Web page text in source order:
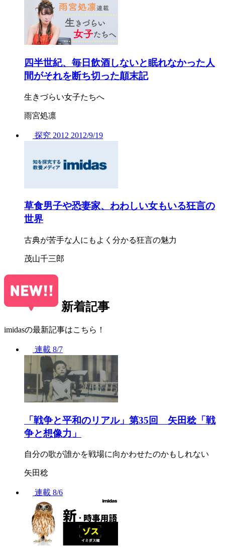
四半世紀、毎日飲酒しないと眠れなかった人
間がそれを断ち切った顛末記
生きづらい女子たちへ
雨宮処凛
探究 2012 2012/9/19
草食男子や恐妻家、わわしい女もいる狂言の
世界
古典が苦手な人にもよく分かる狂言の魅力
茂山千三郎
新着記事
imidasの最新記事はこちら！
連載 8/7
「戦争と平和のリアル」第35回 矢田稔「戦
争と想像力」
自分の歌が誰かを戦場に向かわせたのかもしれない
矢田稔
連載 8/6